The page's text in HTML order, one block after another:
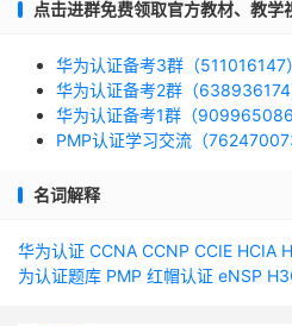
点击进群免费领取官方教材、教学
华为认证备考3群（511016147）
华为认证备考2群（
华为认证备考1群（
PMP认证学习交流（
名词解释
华为认证 CCNA CCNP CCIE HCIA
为认证题库 PMP 红帽认证 eNSP